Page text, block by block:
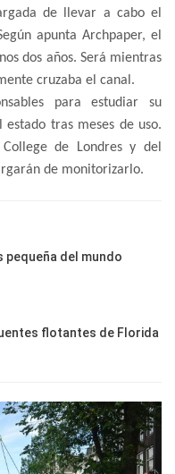
de llevar a cabo el
apunta Archpaper, el
dos años. Será mientras
cruzaba el canal.
para estudiar su
tras meses de uso.
de Londres y del
de monitorizarlo.
pequeña del mundo
flotantes de Florida